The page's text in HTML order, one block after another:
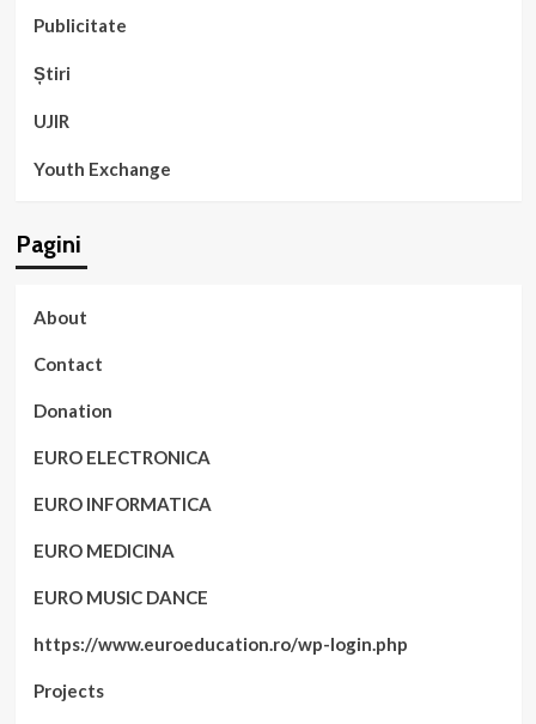
Publicitate
Știri
UJIR
Youth Exchange
Pagini
About
Contact
Donation
EURO ELECTRONICA
EURO INFORMATICA
EURO MEDICINA
EURO MUSIC DANCE
https://www.euroeducation.ro/wp-login.php
Projects